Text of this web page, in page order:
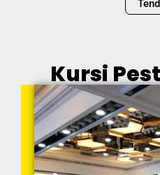
Kursi